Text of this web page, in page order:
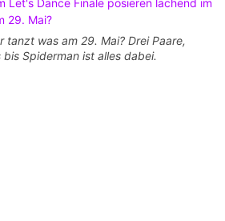
tanzt was am 29. Mai? Drei Paare,
bis Spiderman ist alles dabei.